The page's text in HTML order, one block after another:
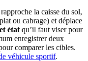
la caisse du sol,
ou cabrage) et déplace
état qu’il faut viser pour
enregistrer deux
comparer les cibles.
véhicule sportif.